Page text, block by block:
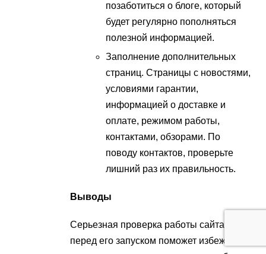
позаботиться о блоге, который
будет регулярно пополняться
полезной информацией.
Заполнение дополнительных
страниц. Страницы с новостями,
условиями гарантии,
информацией о доставке и
оплате, режимом работы,
контактами, обзорами. По
поводу контактов, проверьте
лишний раз их правильность.
Выводы
Серьезная проверка работы сайта
перед его запуском поможет избежать